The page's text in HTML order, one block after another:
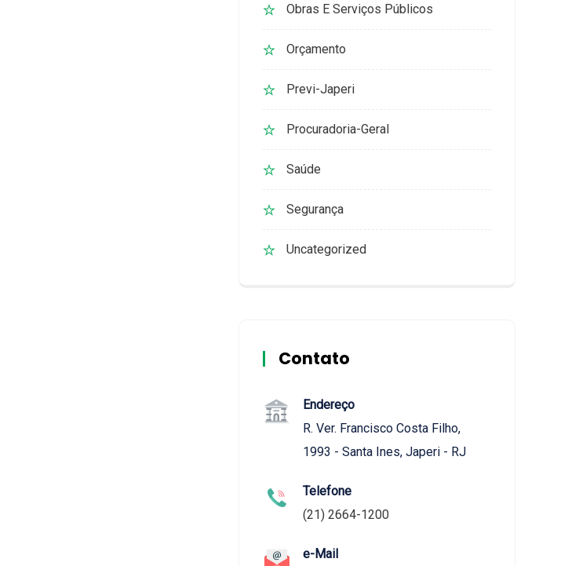
Obras E Serviços Públicos
Orçamento
Previ-Japeri
Procuradoria-Geral
Saúde
Segurança
Uncategorized
Contato
Endereço
R. Ver. Francisco Costa Filho,
1993 - Santa Ines, Japeri - RJ
Telefone
(21) 2664-1200
e-Mail